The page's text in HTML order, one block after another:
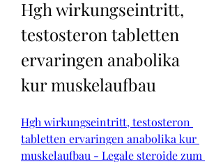
Hgh wirkungseintritt,
testosteron tabletten
ervaringen anabolika
kur muskelaufbau
Hgh wirkungseintritt, testosteron
tabletten ervaringen anabolika kur
muskelaufbau - Legale steroide zum